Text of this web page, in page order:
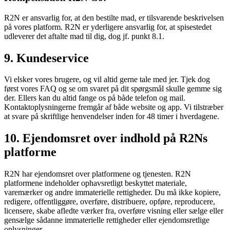
R2N er ansvarlig for, at den bestilte mad, er tilsvarende beskrivelsen
på vores platform. R2N er yderligere ansvarlig for, at spisestedet
udleverer det aftalte mad til dig, dog jf. punkt 8.1.
9. Kundeservice
Vi elsker vores brugere, og vil altid gerne tale med jer. Tjek dog
først vores FAQ og se om svaret på dit spørgsmål skulle gemme sig
der. Ellers kan du altid fange os på både telefon og mail.
Kontaktoplysningerne fremgår af både website og app. Vi tilstræber
at svare på skriftlige henvendelser inden for 48 timer i hverdagene.
10. Ejendomsret over indhold på R2Ns
platforme
R2N har ejendomsret over platformene og tjenesten. R2N
platformene indeholder ophavsretligt beskyttet materiale,
varemærker og andre immaterielle rettigheder. Du må ikke kopiere,
redigere, offentliggøre, overføre, distribuere, opføre, reproducere,
licensere, skabe afledte værker fra, overføre visning eller sælge eller
gensælge sådanne immaterielle rettigheder eller ejendomsretlige